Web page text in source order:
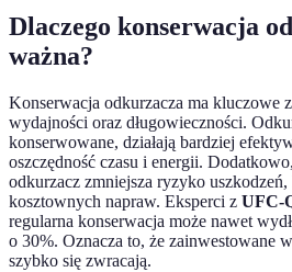
Dlaczego konserwacja
ważna?
Konserwacja odkurzacza ma kluczowe
wydajności oraz długowieczności.
konserwowane, działają bardziej
oszczędność czasu i energii.
odkurzacz zmniejsza ryzyko
kosztownych napraw. Eksperci z UFC-
regularna konserwacja może nawet
o 30%. Oznacza to, że zainwestowane
szybko się zwracają.